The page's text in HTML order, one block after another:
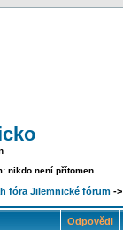
nikdo není přítomen
fóra Jilemnické fórum ->
Odpovědi